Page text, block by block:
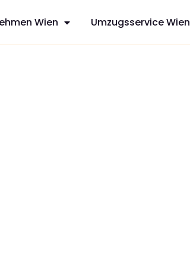
Wien Umzugsservice Wien